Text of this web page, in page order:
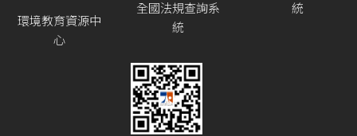
環境教育資源中
心
全國法規查詢系
統
統